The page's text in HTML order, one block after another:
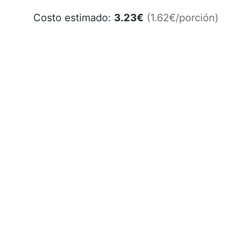
Costo estimado: 3.23€ (1.62€/porción)